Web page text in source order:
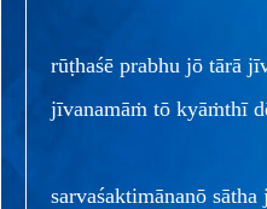
rūṭhaśē prabhu jō tārā
jīvanamāṁ tō kyāṁthī
sarvaśaktimānanō